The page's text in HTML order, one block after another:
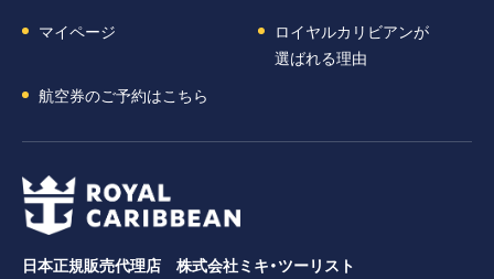
マイページ
ロイヤルカリビアンが
選ばれる理由
航空券のご予約はこちら
日本正規販売代理店 株式会社ミキ・ツーリスト